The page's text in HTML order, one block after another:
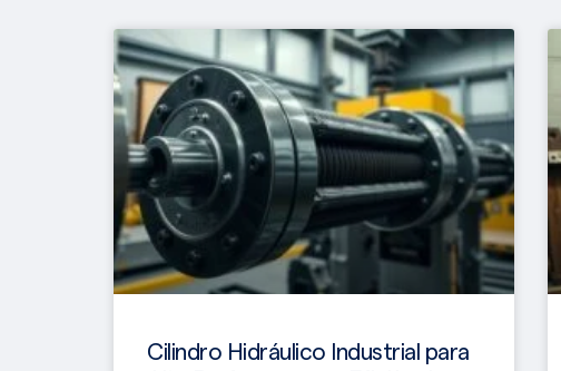
Cilindro Hidráulico Industrial para